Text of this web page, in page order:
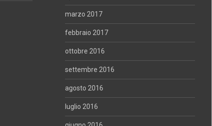
marzo 2017
febbraio 2017
ottobre 2016
settembre 2016
agosto 2016
luglio 2016